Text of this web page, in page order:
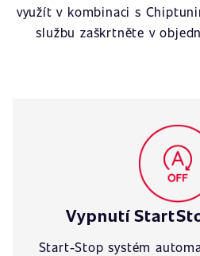
využít v kombinaci s
službu zaškrtněte v
Vypnutí
Start-Stop systém